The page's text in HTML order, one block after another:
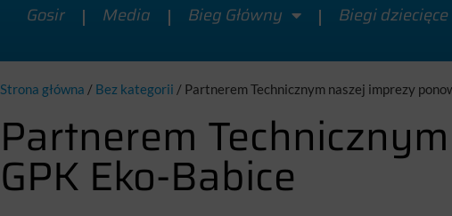
Gosir Media Bieg Główny Biegi dziecięce
Strona główna / Bez kategorii / Partnerem Technicznym naszej imprezy
Partnerem
GPK Eko-Babice